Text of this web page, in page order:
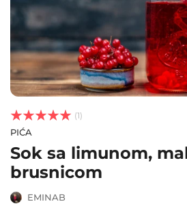


 (1)
PIĆA
Sok sa limunom,
brusnicom
EMINAB